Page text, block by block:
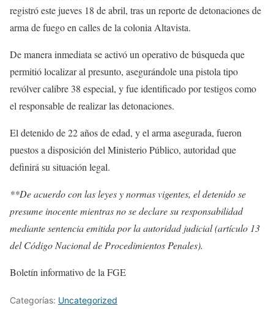
registró este jueves 18 de abril, tras un reporte de detonaciones de
arma de fuego en calles de la colonia Altavista.
De manera inmediata se activó un operativo de búsqueda que
permitió localizar al presunto, asegurándole una pistola tipo
revólver calibre 38 especial, y fue identificado por testigos como
el responsable de realizar las detonaciones.
El detenido de 22 años de edad, y el arma asegurada, fueron
puestos a disposición del Ministerio Público, autoridad que
definirá su situación legal.
**De acuerdo con las leyes y normas vigentes, el detenido se
presume inocente mientras no se declare su responsabilidad
mediante sentencia emitida por la autoridad judicial (artículo 13
del Código Nacional de Procedimientos Penales).
Boletín informativo de la FGE
Categorías: Uncategorized